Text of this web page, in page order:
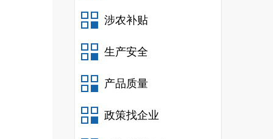
涉农补贴
生产安全
产品质量
政策找企业